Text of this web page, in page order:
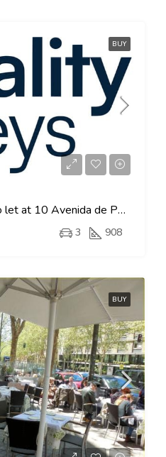
BUY
Commercial premises to let at 10 Avenida de Partenón – IFEMA, Madrid
3 908
BUY